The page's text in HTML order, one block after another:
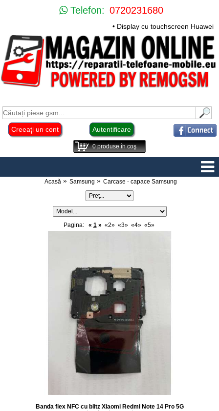
Telefon: 0720231680
• Display cu touchscreen Huawei Mate
Creeaţi un cont Autentificare
0produse în coş
Acasă Samsung Carcase - capace Samsung
Pagina: « 1» «2» «3» «4» «5»
Banda flex NFC cu blitz Xiaomi Redmi Note 14 Pro 5G